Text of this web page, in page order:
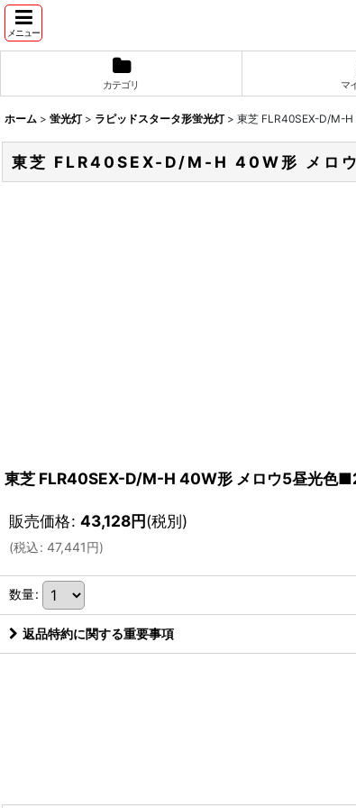
メニュー
カテゴリ マ
ホーム > 蛍光灯 > ラピッドスタータ形蛍光灯 > 東芝 FLR40SEX-D/M-
東芝 FLR40SEX-D/M-H 40W形 メロ
東芝 FLR40SEX-D/M-H 40W形 メロウ5昼光色
販売価格: 43,128円(税別)
(税込: 47,441円)
数量:
返品特約に関する重要事項